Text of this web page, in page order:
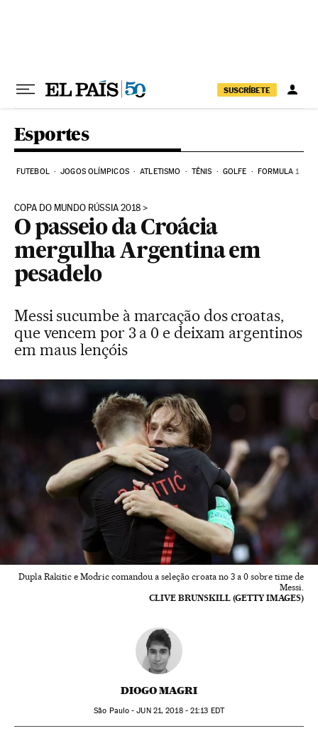
SUSCRÍBETE
Esportes
FUTEBOL JOGOS OLÍMPICOS ATLETISMO TÊNIS GOLFE FORMULA 1
COPA DO MUNDO RÚSSIA 2018
O passeio da Croácia
mergulha Argentina em
pesadelo
Messi sucumbe à marcação dos croatas,
que vencem por 3 a 0 e deixam argentinos
em maus lençóis
Dupla Rakitic e Modric comandou a seleção croata no 3 a 0 sobre time de
Messi.
CLIVE BRUNSKILL (GETTY IMAGES)
DIOGO MAGRI
São Paulo -JUN 21, 2018 - 21:13 EDT